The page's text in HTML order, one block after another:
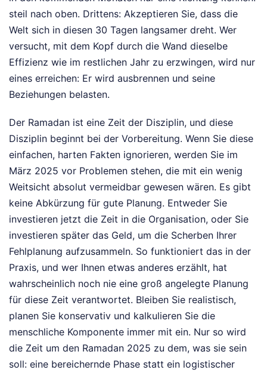
steil nach oben. Drittens: Akzeptieren Sie, dass die
Welt sich in diesen 30 Tagen langsamer dreht. Wer
versucht, mit dem Kopf durch die Wand dieselbe
Effizienz wie im restlichen Jahr zu erzwingen, wird nur
eines erreichen: Er wird ausbrennen und seine
Beziehungen belasten.
Der Ramadan ist eine Zeit der Disziplin, und diese
Disziplin beginnt bei der Vorbereitung. Wenn Sie diese
einfachen, harten Fakten ignorieren, werden Sie im
März 2025 vor Problemen stehen, die mit ein wenig
Weitsicht absolut vermeidbar gewesen wären. Es gibt
keine Abkürzung für gute Planung. Entweder Sie
investieren jetzt die Zeit in die Organisation, oder Sie
investieren später das Geld, um die Scherben Ihrer
Fehlplanung aufzusammeln. So funktioniert das in der
Praxis, und wer Ihnen etwas anderes erzählt, hat
wahrscheinlich noch nie eine groß angelegte Planung
für diese Zeit verantwortet. Bleiben Sie realistisch,
planen Sie konservativ und kalkulieren Sie die
menschliche Komponente immer mit ein. Nur so wird
die Zeit um den Ramadan 2025 zu dem, was sie sein
soll: eine bereichernde Phase statt ein logistischer